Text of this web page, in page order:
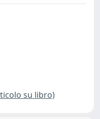
su libro)